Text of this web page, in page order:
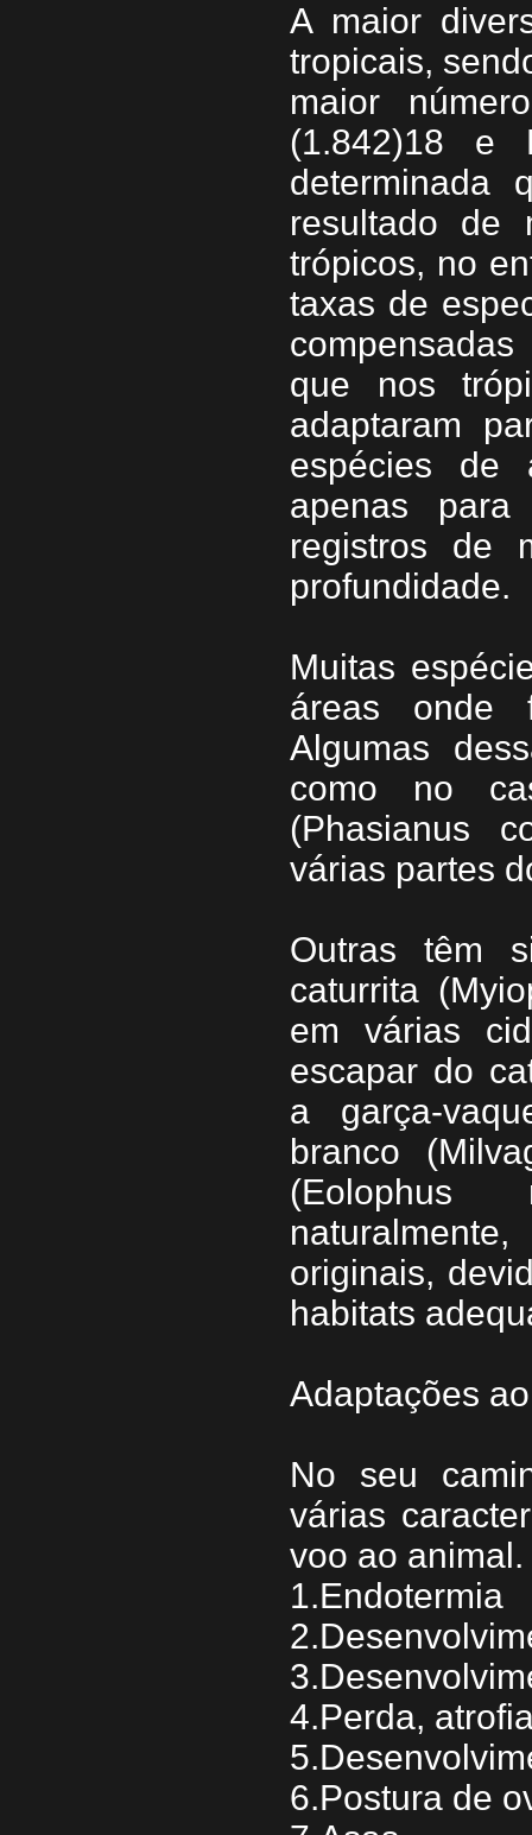
A maior
tropicais,
maior
(1.842)18 e
determinada
resultado de
trópicos, no
taxas de
que nos
adaptaram
espécies de
apenas
registros de
profundidade.
Muitas
áreas onde
Algumas
como no
(Phasianus
várias partes
Outras têm
caturrita
em várias
escapar do
a garça-
branco
(Eolophus
originais,
habitats
Adaptações
No seu
várias
voo ao
1.Endotermia
4.Perda,
6.Postura de